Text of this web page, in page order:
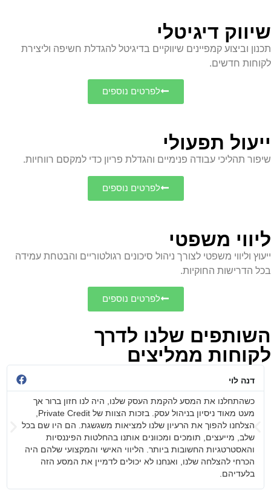
שיווק דיגיטלי
תכנון וביצוע קמפיינים שיווקיים בדיגיטל להגדלת חשיפה וליצירת
לקוחות חדשים.
לפרטים נוספים
ייעול תפעולי
שיפור תהליכי עבודה פנימיים והגדלת פריון כדי למקסם רווחיות.
לפרטים נוספים
ליווי משפטי
ייעוץ וליווי משפטי לצורך ניהול סיכונים רגולטוריים והבטחת עמידה
בכל הדרישות החוקיות.
לפרטים נוספים
השותפים שלנו לדרך
לקוחות ממליצים
דנה לוי
כשהתחלנו את המסע להקמת העסק שלנו, היה לנו חזון ברור אך
הצלחנו להפוך את הרעיון שלנו למציאות משגשגת. הם היו שם בכל
שלב, מייעצים, תומכים ומכוונים אותנו בהחלטות הפיננסיות
והאסטרטגיות החשובות ביותר. הליווי האישי והמקצועי שלהם היה
הכרחי להצלחה שלנו, ואנחנו לא יכולים לדמיין את המסע הזה
בלעדיהם.